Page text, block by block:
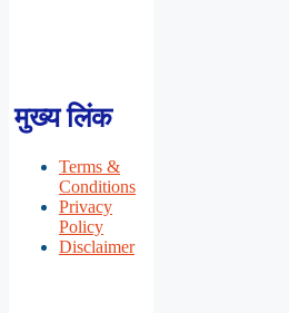
मुख्य लिंक
Terms &
Conditions
Privacy
Policy
Disclaimer